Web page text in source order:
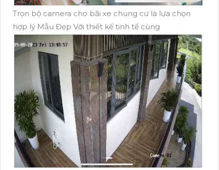
Trọn bộ camera cho bãi xe chung cư là lựa chọn
hợp lý Mẫu Đẹp Với thiết kế tinh tế cùng